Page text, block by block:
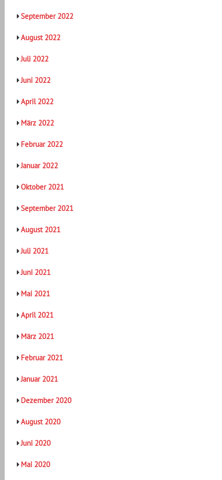
September 2022
August 2022
Juli 2022
Juni 2022
April 2022
März 2022
Februar 2022
Januar 2022
Oktober 2021
September 2021
August 2021
Juli 2021
Juni 2021
Mai 2021
April 2021
März 2021
Februar 2021
Januar 2021
Dezember 2020
August 2020
Juni 2020
Mai 2020